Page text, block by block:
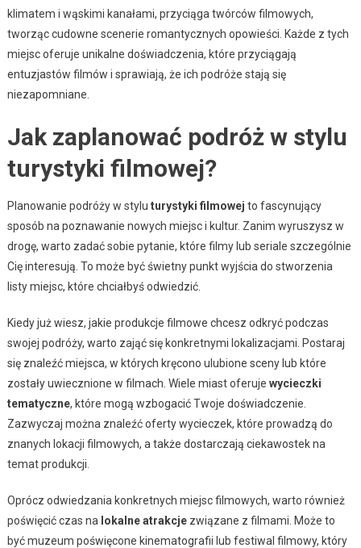
klimatem i wąskimi kanałami, przyciąga twórców filmowych,
tworząc cudowne scenerie romantycznych opowieści. Każde z tych
miejsc oferuje unikalne doświadczenia, które przyciągają
entuzjastów filmów i sprawiają, że ich podróże stają się
niezapomniane.
Jak zaplanować podróż w stylu
turystyki filmowej?
Planowanie podróży w stylu turystyki filmowej to fascynujący
sposób na poznawanie nowych miejsc i kultur. Zanim wyruszysz w
drogę, warto zadać sobie pytanie, które filmy lub seriale szczególnie
Cię interesują. To może być świetny punkt wyjścia do stworzenia
listy miejsc, które chciałbyś odwiedzić.
Kiedy już wiesz, jakie produkcje filmowe chcesz odkryć podczas
swojej podróży, warto zająć się konkretnymi lokalizacjami. Postaraj
się znaleźć miejsca, w których kręcono ulubione sceny lub które
zostały uwiecznione w filmach. Wiele miast oferuje wycieczki
tematyczne, które mogą wzbogacić Twoje doświadczenie.
Zazwyczaj można znaleźć oferty wycieczek, które prowadzą do
znanych lokacji filmowych, a także dostarczają ciekawostek na
temat produkcji.
Oprócz odwiedzania konkretnych miejsc filmowych, warto również
poświęcić czas na lokalne atrakcjezwiązane z filmami. Może to
być muzeum poświęcone kinematografii lub festiwal filmowy, który